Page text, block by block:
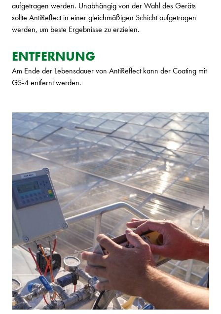
aufgetragen werden. Unabhängig von der Wahl des Geräts
sollte AntiReflect in einer gleichmäßigen Schicht aufgetragen
werden, um beste Ergebnisse zu erzielen.
ENTFERNUNG
Am Ende der Lebensdauer von AntiReflect kann der Coating mit
GS-4 entfernt werden.